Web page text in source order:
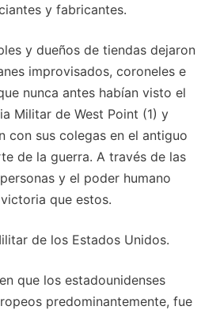
y fabricantes.
y dueños de tiendas dejaron
improvisados, coroneles e
nunca antes habían visto el
Militar de West Point (1) y
con sus colegas en el antiguo
de la guerra. A través de las
y el poder humano
que estos.
de los Estados Unidos.
que los estadounidenses
predominantemente, fue